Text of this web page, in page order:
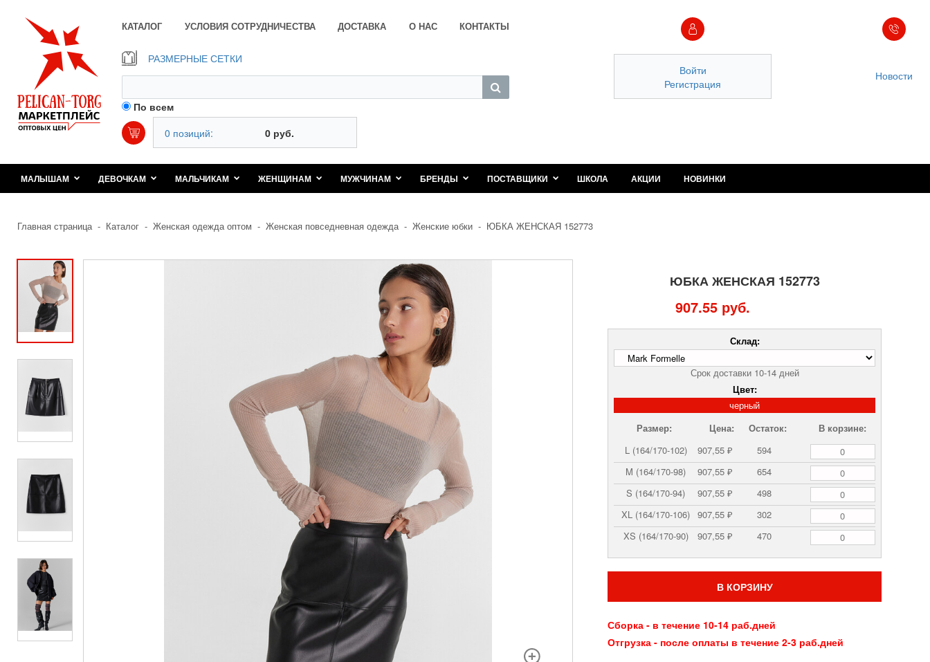
КАТАЛОГ УСЛОВИЯ СОТРУДНИЧЕСТВА ДОСТАВКА О НАС КОНТАКТЫ
РАЗМЕРНЫЕ СЕТКИ
По всем
Войти
Регистрация
0 позиций: 0 руб.
Новости
МАЛЫШАМ ДЕВОЧКАМ МАЛЬЧИКАМ ЖЕНЩИНАМ МУЖЧИНАМ БРЕНДЫ ПОСТАВЩИКИ ШКОЛА АКЦИИ НОВИНКИ
Главная страница - Каталог - Женская одежда оптом - Женская повседневная одежда - Женские юбки - ЮБКА ЖЕНСКАЯ 152773
ЮБКА ЖЕНСКАЯ 152773
907.55 руб.
Склад:
Срок доставки 10-14 дней
Цвет:
черный
Размер:
Цена: Остаток:
В корзине:
L (164/170-102)
907,55 ₽
594
M (164/170-98)
907,55 ₽
654
S (164/170-94)
907,55 ₽
498
XL (164/170-106) 907,55 ₽
302
XS (164/170-90)
907,55 ₽ 470
В КОРЗИНУ
Сборка - в течение 10-14 раб.дней
Отгрузка - после оплаты в течение 2-3 раб.дней